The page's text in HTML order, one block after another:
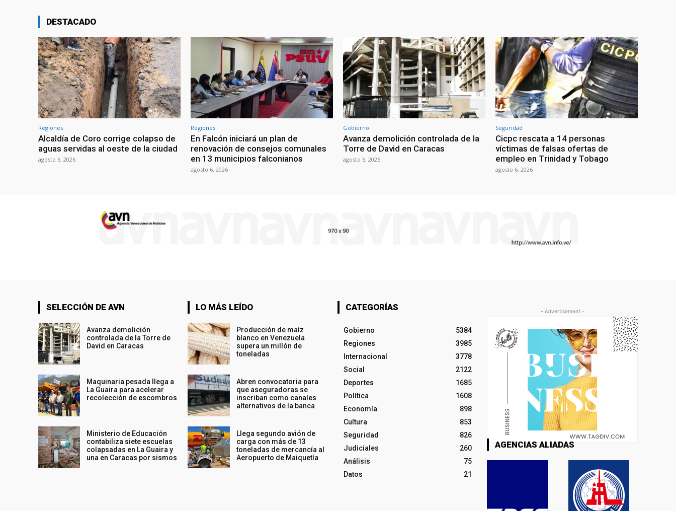
DESTACADO
Regiones
Alcaldía de Coro corrige colapso de
aguas servidas al oeste de la ciudad
agosto 6, 2026
Regiones
En Falcón iniciará un plan de
renovación de consejos comunales
en 13 municipios falconianos
agosto 6, 2026
Gobierno
Avanza demolición controlada de la
Torre de David en Caracas
agosto 6, 2026
Seguridad
Cicpc rescata a 14 personas
víctimas de falsas ofertas de
empleo en Trinidad y Tobago
agosto 6, 2026
SELECCIÓN DE AVN
Avanza demolición
controlada de la Torre de
David en Caracas
Maquinaria pesada llega a
La Guaira para acelerar
recolección de escombros
Ministerio de Educación
contabiliza siete escuelas
colapsadas en La Guaira y
una en Caracas por sismos
LO MÁS LEÍDO
Producción de maíz
blanco en Venezuela
supera un millón de
toneladas
Abren convocatoria para
que aseguradoras se
inscriban como canales
alternativos de la banca
Llega segundo avión de
carga con más de 13
toneladas de mercancía al
Aeropuerto de Maiquetía
CATEGORÍAS
Gobierno
5384
Regiones
3985
Internacional
3778
Social
2122
Deportes
1685
Política
1608
Economía
898
Cultura
853
Seguridad
826
Judiciales
260
Análisis
75
Datos
21
- Advertisement -
AGENCIAS ALIADAS